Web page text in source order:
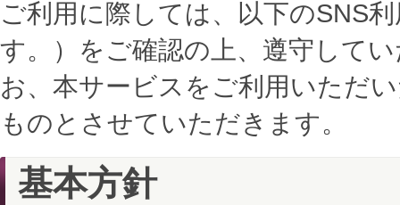
ご利用に際しては、以下のSNS
す。）をご確認の上、遵守して
お、本サービスをご利用いただ
ものとさせていただきます。
基本方針